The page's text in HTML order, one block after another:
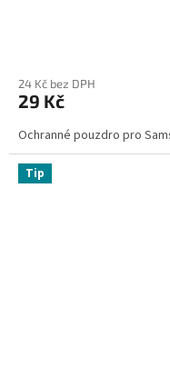
24 Kč bez DPH
29 Kč
Ochranné pouzdro pro
Tip